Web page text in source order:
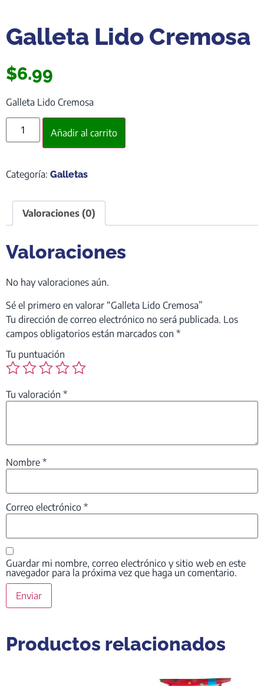
Galleta Lido Cremosa
$6.99
Galleta Lido Cremosa
Añadir al carrito
Categoría: Galletas
Valoraciones (0)
Valoraciones
No hay valoraciones aún.
Sé el primero en valorar “Galleta Lido Cremosa”
Tu dirección de correo electrónico no será publicada. Los
campos obligatorios están marcados con *
Tu puntuación
Tu valoración *
Nombre *
Correo electrónico *
Guardar mi nombre, correo electrónico y sitio web en este
navegador para la próxima vez que haga un comentario.
Productos relacionados